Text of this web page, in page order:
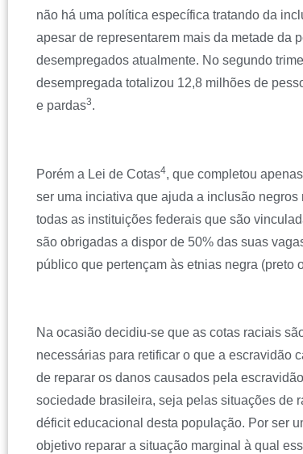
não há uma política específica tratando da
apesar de representarem mais da metade da
desempregados atualmente. No segundo
desempregada totalizou 12,8 milhões de
e pardas3.
Porém a Lei de Cotas4, que completou
ser uma inciativa que ajuda a inclusão
todas as instituições federais que são
são obrigadas a dispor de 50% das suas
público que pertençam às etnias negra (preto
Na ocasião decidiu-se que as cotas raciais
necessárias para retificar o que a escravidão
de reparar os danos causados pela
sociedade brasileira, seja pelas situações de
déficit educacional desta população. Por ser
objetivo reparar a situação marginal à qual